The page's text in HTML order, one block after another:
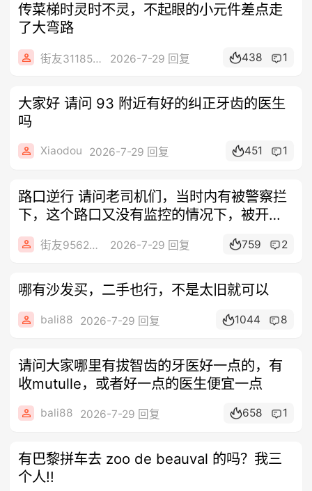
传菜梯时灵时不灵，不起眼的小元件差点走
了大弯路
街友31185462 2026-7-29 回复 438 1
大家好 请问 93 附近有好的纠正牙齿的医生
吗
Xiaodou 2026-7-29 回复 451 1
路口逆行 请问老司机们，当时内有被警察拦
下，这个路口又没有监控的情况下，被开罚
单
街友95622295 2026-7-29 回复 759 2
哪有沙发买，二手也行，不是太旧就可以
bali88 2026-7-29 回复 1044 8
请问大家哪里有拔智齿的牙医好一点的，有
收mutulle，或者好一点的医生便宜一点
bali88 2026-7-29 回复 658 1
有巴黎拼车去 zoo de beauval 的吗？我三
个人!!